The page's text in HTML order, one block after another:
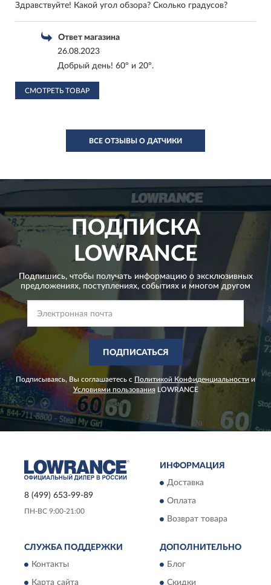
Здравствуйте! Какой угол обзора? Сколько градусов?
Ответ магазина
26.08.2023
Добрый день! 60º и 20º.
СМОТРЕТЬ ТОВАР
ВСЕ ОТЗЫВЫ О ДАТЧИКИ
ПОДПИСКА
LOWRANCE
Подпишись, чтобы получать информацию о эксклюзивных
предложениях, поступлениях, событиях и многом другом
ПОДПИСАТЬСЯ
Подписываясь, Вы соглашаетесь с Политикой Конфиденциальности и
Условиями пользованияLOWRANCE
8 (499) 653-99-89
ПН-ВС 9:00-21:00
ИНФОРМАЦИЯ
Доставка
Оплата
Возврат товара
СЛУЖБА ПОДДЕРЖКИ
Контакты
Карта сайта
ДОПОЛНИТЕЛЬНО
Блог
Скидки